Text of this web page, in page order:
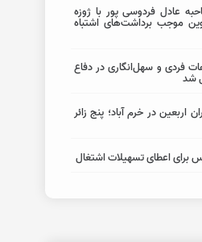
عادل فردوسی پور با ژوزه
موجب برداشت‌های اشتباه
فردی و سهل‌انگاری در دفاع
شد
اربعین در خرم آباد؛ پنج زائر
برای اعطای تسهیلات اشتغال